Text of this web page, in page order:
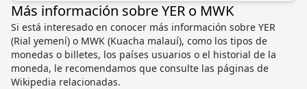
Más información sobre YER o MWK
Si está interesado en conocer más información sobre YER
(Rial yemení) o MWK (Kuacha malauí), como los tipos de
monedas o billetes, los países usuarios o el historial de la
moneda, le recomendamos que consulte las páginas de
Wikipedia relacionadas.